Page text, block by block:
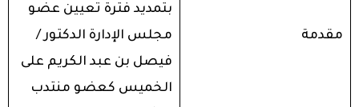
مقدمة
بتمديد فترة تعيين عضو
مجلس الإدارة الدكتور /
فيصل بن عبد الكريم على
الخميس كعضو منتدب